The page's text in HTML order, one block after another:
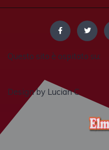
Questo sito è ospitato su:
Design by Lucian C